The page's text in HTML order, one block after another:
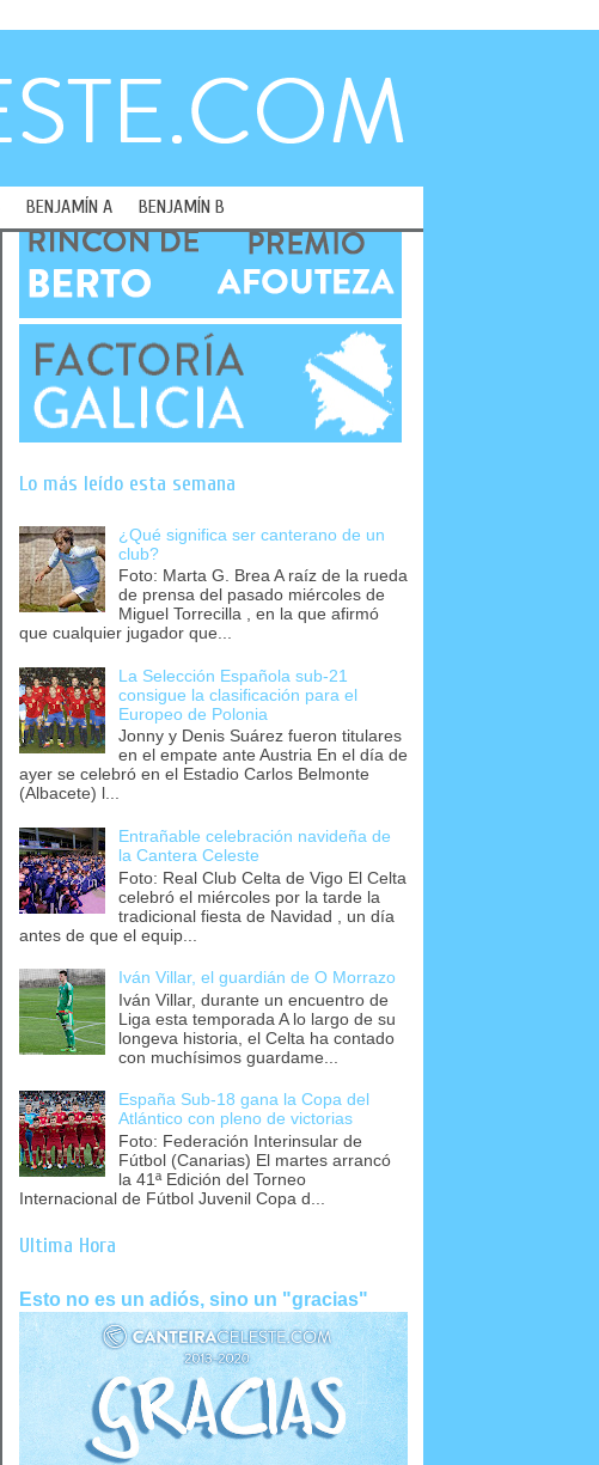
BENJAMÍN A BENJAMÍN B
Lo más leído esta semana
¿Qué significa ser canterano de un
club?
Foto: Marta G. Brea A raíz de la rueda
de prensa del pasado miércoles de
Miguel Torrecilla , en la que afirmó
que cualquier jugador que...
La Selección Española sub-21
consigue la clasificación para el
Europeo de Polonia
Jonny y Denis Suárez fueron titulares
en el empate ante Austria En el día de
ayer se celebró en el Estadio Carlos Belmonte
(Albacete) l...
Entrañable celebración navideña de
la Cantera Celeste
Foto: Real Club Celta de Vigo El Celta
celebró el miércoles por la tarde la
tradicional fiesta de Navidad , un día
antes de que el equip...
Iván Villar, el guardián de O Morrazo
Iván Villar, durante un encuentro de
Liga esta temporada A lo largo de su
longeva historia, el Celta ha contado
con muchísimos guardame...
España Sub-18 gana la Copa del
Atlántico con pleno de victorias
Foto: Federación Interinsular de
Fútbol (Canarias) El martes arrancó
la 41ª Edición del Torneo
Internacional de Fútbol Juvenil Copa d...
Última Hora
Esto no es un adiós, sino un "gracias"